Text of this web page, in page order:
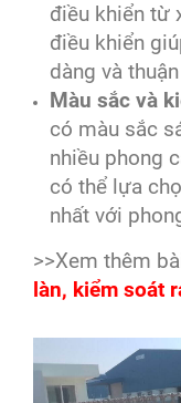
điều khiển từ
điều khiển
dàng và
Màu sắc và
có màu sắc
nhiều phong
có thể lựa
nhất với
>>Xem thêm
làn, kiểm soát